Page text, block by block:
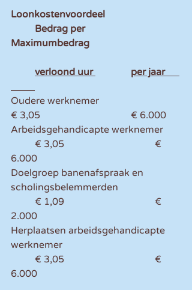
Loonkostenvoordeel
Maximumbedrag
Oudere werknemer
€ 3,05 				€ 6.000
Arbeidsgehandicapte werknemer
6.000
Doelgroep banenafspraak en
scholingsbelemmerden
2.000
Herplaatsen arbeidsgehandicapte
werknemer
6.000